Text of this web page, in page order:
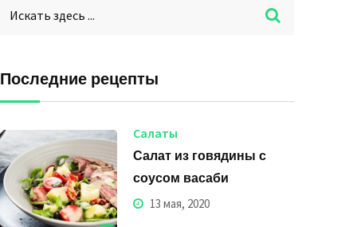
Последние рецепты
Салаты
Салат из говядины с
соусом васаби
13 мая, 2020